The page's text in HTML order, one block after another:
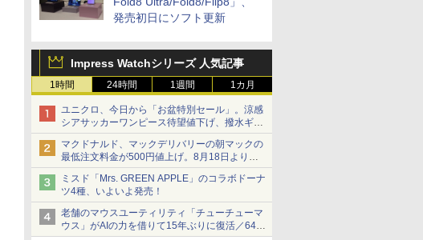
発売初日にソフト更新
Impress Watchシリーズ 人気記事
1時間 24時間 1週間 1カ月
ユニクロ、今日から「お盆特別セール」。涼感
シアサッカーワンピース待望値下げ、撥水ギア
ショーツは1990円に
マクドナルド、マックデリバリーの朝マックの
最低注文料金が500円値上げ。8月18日より
1,500円から受付
ミスド「Mrs. GREEN APPLE」のコラボドーナ
ツ4種、いよいよ発売！
老舗のマウスユーティリティ「チューチューマ
ウス」がAIの力を借りて15年ぶりに復活／64bit